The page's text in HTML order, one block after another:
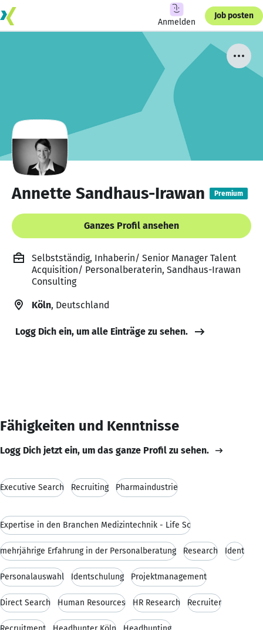
Anmelden
Job posten
Annette Sandhaus-Irawan Premium
Ganzes Profil ansehen
Selbstständig, Inhaberin/ Senior Manager Talent
Acquisition/ Personalberaterin, Sandhaus-Irawan
Consulting
Köln, Deutschland
Logg Dich ein, um alle Einträge zu sehen.
Fähigkeiten und Kenntnisse
Logg Dich jetzt ein, um das ganze Profil zu sehen.
Executive Search Recruiting Pharmaindustrie
Expertise in den Branchen Medizintechnik - Life Sc
mehrjährige Erfahrung in der Personalberatung Research Ident
Personalauswahl Identschulung Projektmanagement
Direct Search Human Resources HR Research Recruiter